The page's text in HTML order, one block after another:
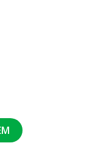
mennyiség